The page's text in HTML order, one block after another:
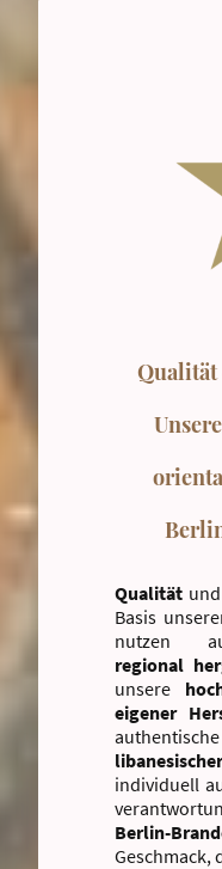
Qualität und
Basis
nutzen
regional
unsere
eigener
individuell
Berlin-
Geschmack,